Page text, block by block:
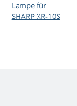
Lampe für
SHARP XR-10S